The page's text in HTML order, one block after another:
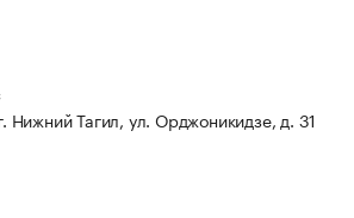
Нижний Тагил, ул. Орджоникидзе, д. 31